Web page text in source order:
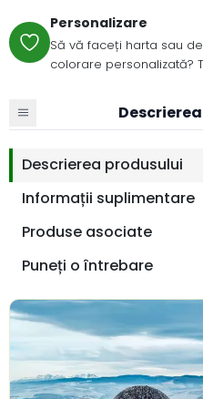
Personalizare
Să vă faceți harta sau
colorare personalizată?
Descrierea produsului
Informații suplimentare
Produse asociate
Puneți o întrebare